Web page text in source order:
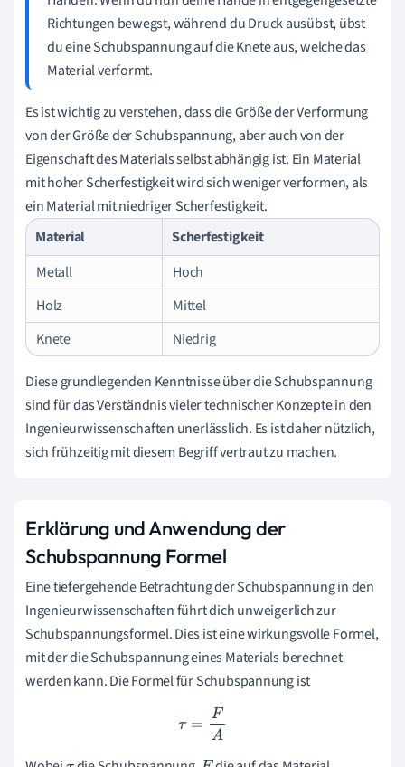
Richtungen bewegst, während du Druck ausübst, übst
du eine Schubspannung auf die Knete aus, welche das
Material verformt.
Es ist wichtig zu verstehen, dass die Größe der Verformung
von der Größe der Schubspannung, aber auch von der
Eigenschaft des Materials selbst abhängig ist. Ein Material
mit hoher Scherfestigkeit wird sich weniger verformen, als
ein Material mit niedriger Scherfestigkeit.
Material
Scherfestigkeit
Metall
Hoch
Holz
Mittel
Knete
Niedrig
Diese grundlegenden Kenntnisse über die Schubspannung
sind für das Verständnis vieler technischer Konzepte in den
Ingenieurwissenschaften unerlässlich. Es ist daher nützlich,
sich frühzeitig mit diesem Begriff vertraut zu machen.
Erklärung und Anwendung der
Schubspannung Formel
Eine tiefergehende Betrachtung der Schubspannung in den
Ingenieurwissenschaften führt dich unweigerlich zur
Schubspannungsformel. Dies ist eine wirkungsvolle Formel,
mit der die Schubspannung eines Materials berechnet
werden kann. Die Formel für Schubspannung ist
τ=F A